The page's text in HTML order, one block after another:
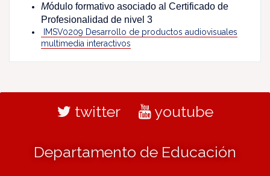
Módulo formativo asociado al Certificado de
Profesionalidad de nivel 3
IMSV0209 Desarrollo de productos audiovisuales
multimedia interactivos
twitter youtube
Departamento de Educación